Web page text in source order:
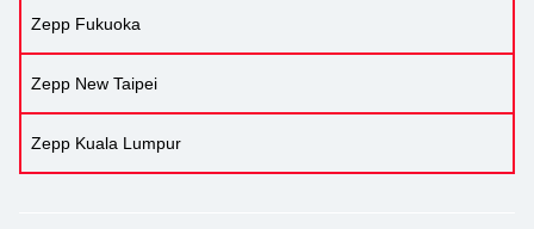
Zepp Fukuoka
Zepp New Taipei
Zepp Kuala Lumpur